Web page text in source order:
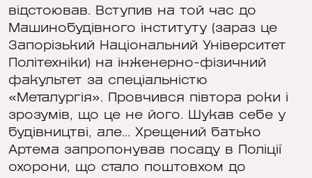
відстоював. Вступив на той час до
Машинобудівного інституту (зараз це
Запорізький Національний Університет
Політехніки) на інженерно-фізичний
факультет за спеціальністю
«Металургія». Провчився півтора роки і
зрозумів, що це не його. Шукав себе у
будівництві, але... Хрещений батько
Артема запропонував посаду в Поліції
охорони, що стало поштовхом до